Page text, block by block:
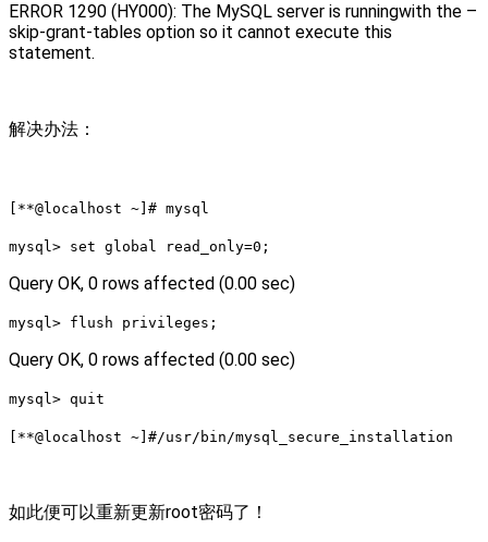
ERROR 1290 (HY000): The MySQL server is runningwith the –
skip-grant-tables option so it cannot execute this
statement.
解决办法：
[**@localhost ~]# mysql
mysql> set global read_only=0;
Query OK, 0 rows affected (0.00 sec)
mysql> flush privileges;
Query OK, 0 rows affected (0.00 sec)
mysql> quit
[**@localhost ~]#/usr/bin/mysql_secure_installation
如此便可以重新更新root密码了！